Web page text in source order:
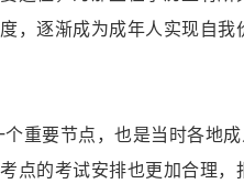
，逐渐成为成年人实现自我
重要节点，也是当时各地
点的考试安排也更加合理，